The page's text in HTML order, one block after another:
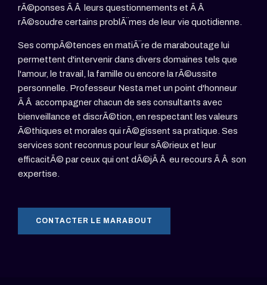
rÃ©ponses Ã Â leurs questionnements et Ã Â
rÃ©soudre certains problÃ¨mes de leur vie quotidienne.
Ses compÃ©tences en matiÃ¨re de maraboutage lui
permettent d'intervenir dans divers domaines tels que
l'amour, le travail, la famille ou encore la rÃ©ussite
personnelle. Professeur Nesta met un point d'honneur
Ã Â accompagner chacun de ses consultants avec
bienveillance et discrÃ©tion, en respectant les valeurs
Ã©thiques et morales qui rÃ©gissent sa pratique. Ses
services sont reconnus pour leur sÃ©rieux et leur
efficacitÃ© par ceux qui ont dÃ©jÃ Â eu recours Ã Â son
expertise.
CONTACTER LE MARABOUT